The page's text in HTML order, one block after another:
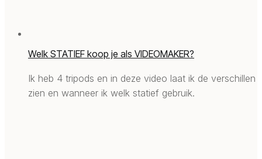
Welk STATIEF koop je als VIDEOMAKER?
Ik heb 4 tripods en in deze video laat ik de verschillen
zien en wanneer ik welk statief gebruik.